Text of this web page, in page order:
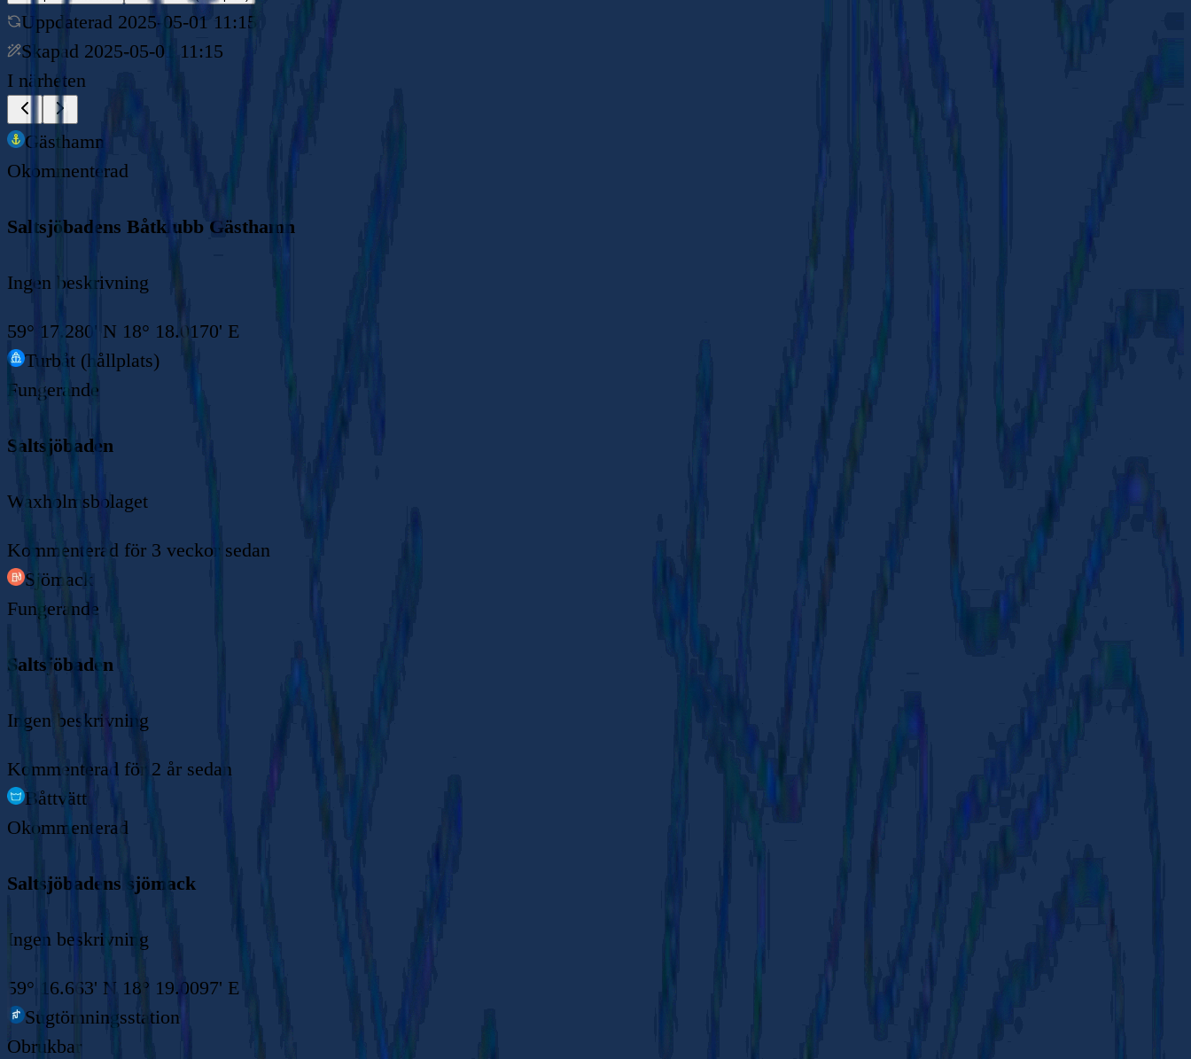
Uppdaterad 2025-05-01 11:15
Skapad 2025-05-01 11:15
I närheten
Gästhamn
Okommenterad
Saltsjöbadens Båtklubb Gästhamn
Ingen beskrivning
59° 17.280' N 18° 18.0170' E
Turbåt (hållplats)
Fungerande
Saltsjöbaden
Waxholmsbolaget
Kommenterad för 3 veckor sedan
Sjömack
Fungerande
Saltsjöbaden
Ingen beskrivning
Kommenterad för 2 år sedan
Båttvätt
Okommenterad
Saltsjöbadens sjömack
Ingen beskrivning
59° 16.663' N 18° 19.0097' E
Sugtömningsstation
Obrukbar